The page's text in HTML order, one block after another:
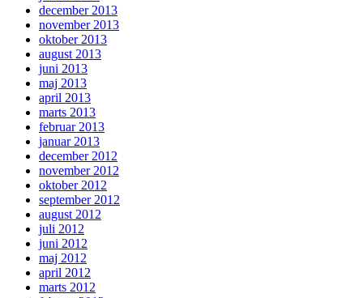
december 2013
november 2013
oktober 2013
august 2013
juni 2013
maj 2013
april 2013
marts 2013
februar 2013
januar 2013
december 2012
november 2012
oktober 2012
september 2012
august 2012
juli 2012
juni 2012
maj 2012
april 2012
marts 2012